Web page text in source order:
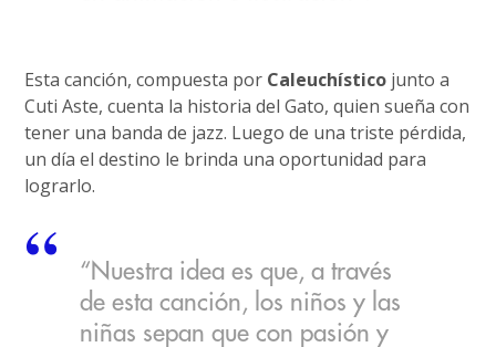
Esta canción, compuesta por Caleuchístico junto a
Cuti Aste, cuenta la historia del Gato, quien sueña con
tener una banda de jazz. Luego de una triste pérdida,
un día el destino le brinda una oportunidad para
lograrlo.
“Nuestra idea es que, a través
de esta canción, los niños y las
niñas sepan que con pasión y